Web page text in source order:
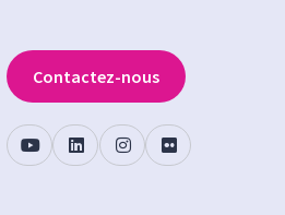
Contactez-nous